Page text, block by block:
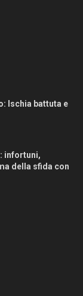
Ischia battuta e
infortuni,
della sfida con